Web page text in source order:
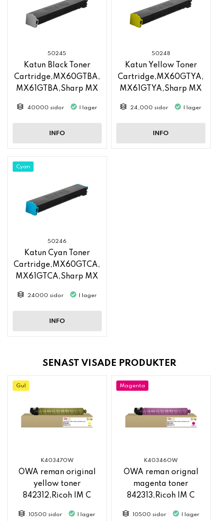
50245
Katun Black Toner
Cartridge,MX60GTBA,
MX61GTBA,Sharp MX
40000 sidor I lager
INFO
50248
Katun Yellow Toner
Cartridge,MX60GTYA,
MX61GTYA,Sharp MX
24,000 sidor I lager
INFO
Cyan
50246
Katun Cyan Toner
Cartridge,MX60GTCA,
MX61GTCA,Sharp MX
24000 sidor I lager
INFO
SENAST VISADE PRODUKTER
Gul
K40347OW
OWA reman original
yellow toner
842312,Ricoh IM C
10500 sidor I lager
Magenta
K40346OW
OWA reman orignal
magenta toner
842313,Ricoh IM C
10500 sidor I lager